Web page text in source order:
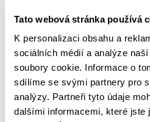
Tato webová stránka používá
K personalizaci obsahu a
sociálních médií a analýze
soubory cookie. Informace o
sdílíme se svými partnery pro
analýzy. Partneři tyto údaje
dalšími informacemi, které jste
Město
PSČ
Stát